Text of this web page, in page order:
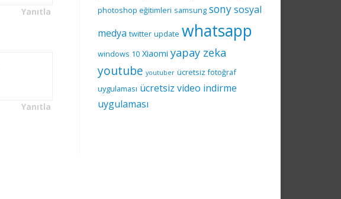
Yanıtla
Yanıtla
photoshop eğitimleri samsung sonysosyal
medya twitter update whatsapp
windows 10 Xiaomi yapay zeka
youtube youtuber ücretsiz fotoğraf
uygulaması ücretsiz video indirme
uygulaması